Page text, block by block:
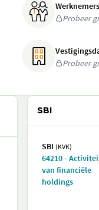
Probeer
Probeer
SBI
SBI (KVK)
64210 -
van financiële
holdings